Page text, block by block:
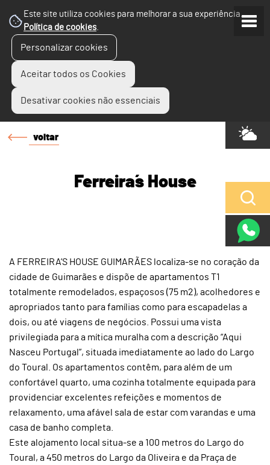
Este site utiliza cookies para melhorar a sua experiência.
Política de cookies.
Personalizar cookies
Aceitar todos os Cookies
Desativar cookies não essenciais
voltar
Ferreira´s House
A FERREIRA’S HOUSE GUIMARÃES localiza-se no coração da
cidade de Guimarães e dispõe de apartamentos T1
totalmente remodelados, espaçosos (75 m2), acolhedores e
apropriados tanto para famílias como para escapadelas a
dois, ou até viagens de negócios. Possui uma vista
privilegiada para a mítica muralha com a descrição “Aqui
Nasceu Portugal”, situada imediatamente ao lado do Largo
do Toural. Os apartamentos contêm, para além de um
confortável quarto, uma cozinha totalmente equipada para
providenciar excelentes refeições e momentos de
relaxamento, uma afável sala de estar com varandas e uma
casa de banho completa.
Este alojamento local situa-se a 100 metros do Largo do
Toural, a 450 metros do Largo da Oliveira e da Praça de